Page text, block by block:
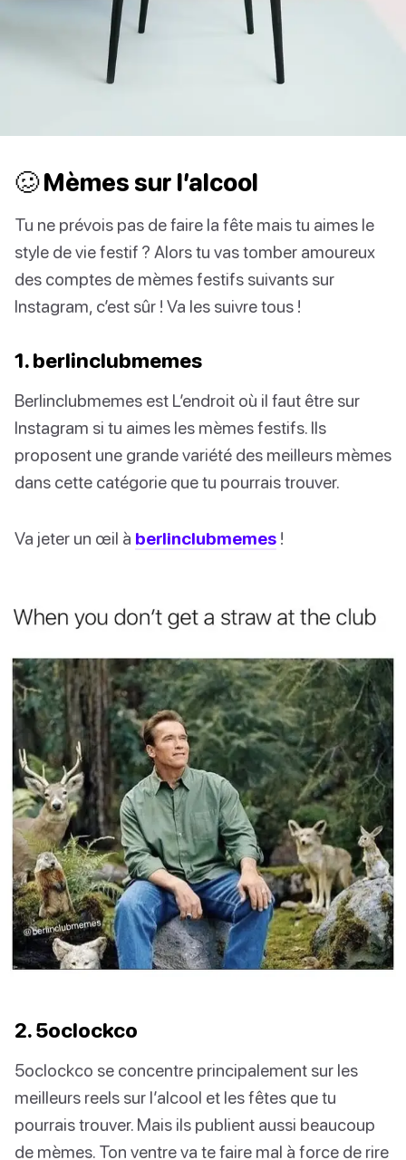
🥴 Mèmes sur l’alcool
Tu ne prévois pas de faire la fête mais tu aimes le
style de vie festif ? Alors tu vas tomber amoureux
des comptes de mèmes festifs suivants sur
Instagram, c’est sûr ! Va les suivre tous !
1. berlinclubmemes
Berlinclubmemes est L’endroit où il faut être sur
Instagram si tu aimes les mèmes festifs. Ils
proposent une grande variété des meilleurs mèmes
dans cette catégorie que tu pourrais trouver.
Va jeter un œil à berlinclubmemes !
2. 5oclockco
5oclockco se concentre principalement sur les
meilleurs reels sur l’alcool et les fêtes que tu
pourrais trouver. Mais ils publient aussi beaucoup
de mèmes. Ton ventre va te faire mal à force de rire